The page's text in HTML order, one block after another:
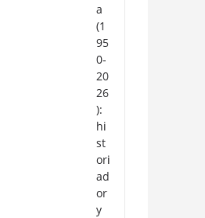
a
(1
95
0-
20
26
):
hi
st
ori
ad
or
y